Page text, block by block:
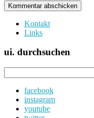
Kontakt
Links
ui. durchsuchen
nach:
facebook
instagram
youtube